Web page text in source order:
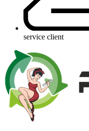
service client